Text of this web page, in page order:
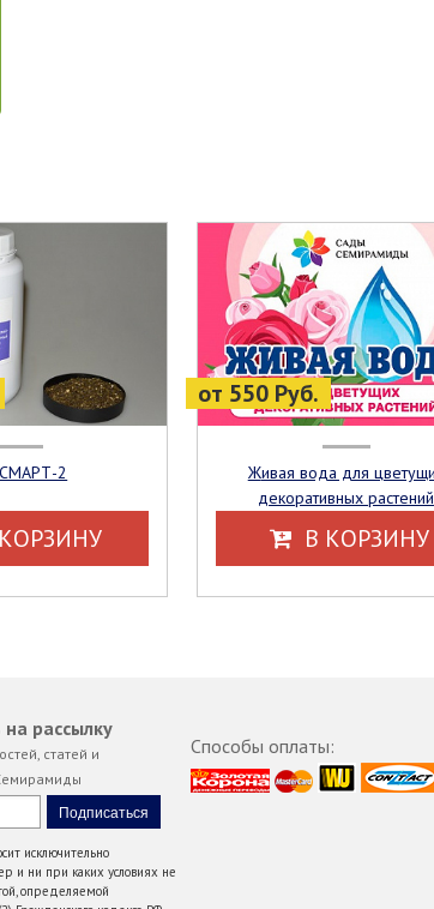
2
от 550 Руб.
Живая вода для цветущих
декоративных растений
В КОРЗИНУ
рассылку
статей и
исключительно
и ни при каких условиях не
определяемой
Способы оплаты: